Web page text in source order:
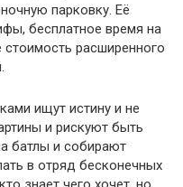
парковку. Её
бесплатное время на
расширенного
ищут истину и не
и рискуют быть
батлы и собирают
в отряд бесконечных